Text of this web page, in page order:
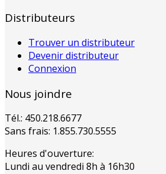
Distributeurs
Trouver un distributeur
Devenir distributeur
Connexion
Nous joindre
Tél.: 450.218.6677
Sans frais: 1.855.730.5555
Heures d'ouverture:
Lundi au vendredi 8h à 16h30